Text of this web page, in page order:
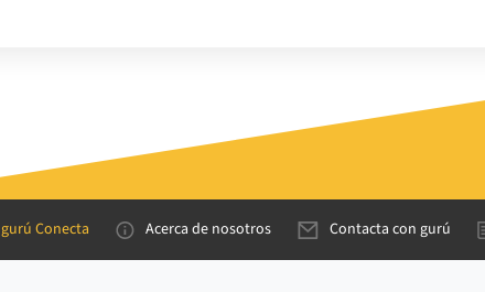
gurú Conecta Acerca de nosotros Contacta con gurú